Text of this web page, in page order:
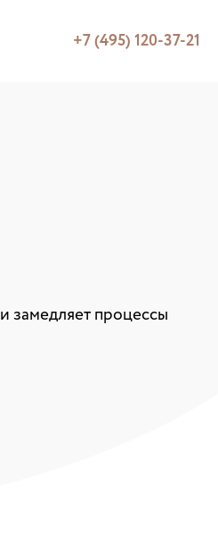
+7 (495) 120-37-21
замедляет процессы